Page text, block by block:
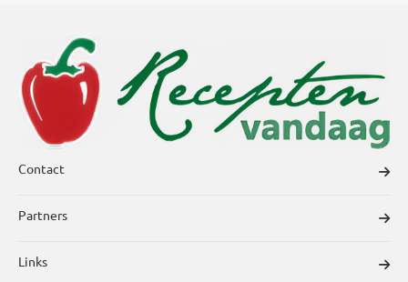
Contact
Partners
Links